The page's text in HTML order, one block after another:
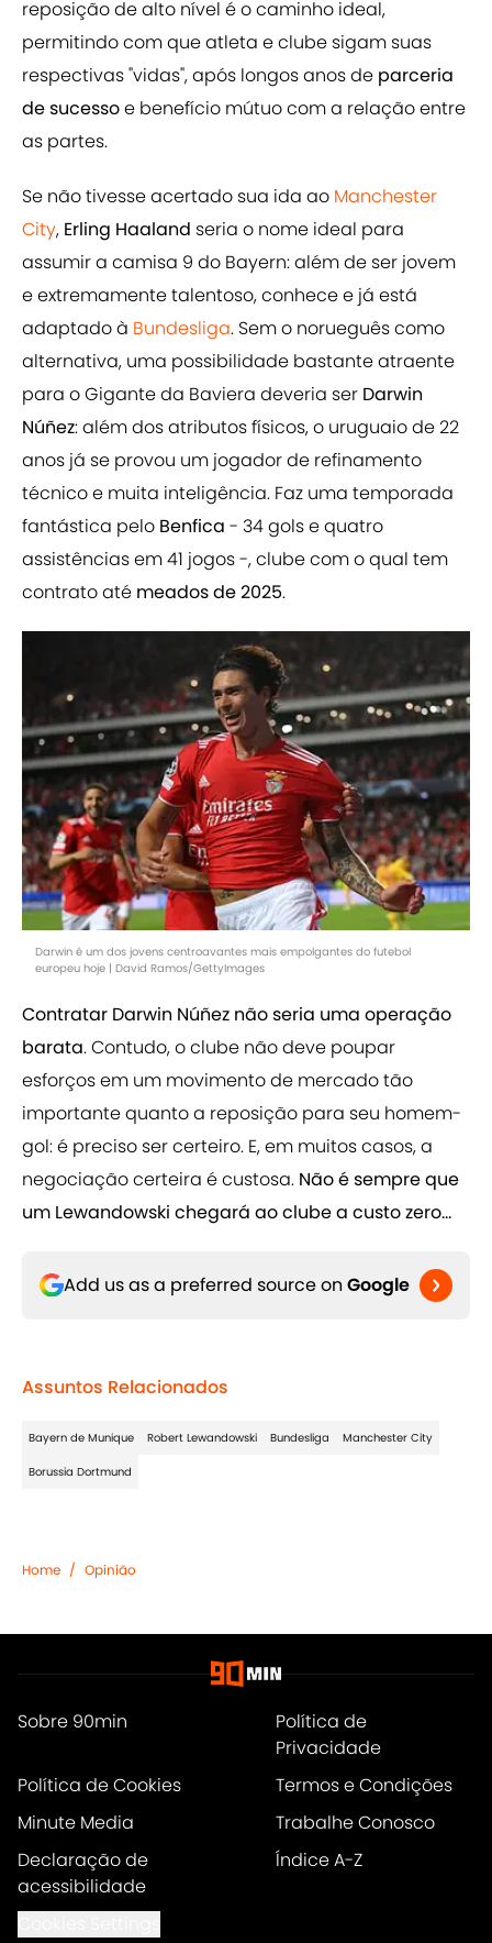
reposição de alto nível é o caminho ideal,
permitindo com que atleta e clube sigam suas
respectivas "vidas", após longos anos de parceria
de sucessoe benefício mútuo com a relação entre
as partes.
Se não tivesse acertado sua ida ao Manchester
City, Erling Haaland seria o nome ideal para
assumir a camisa 9 do Bayern: além de ser jovem
e extremamente talentoso, conhece e já está
adaptado à Bundesliga. Sem o norueguês como
alternativa, uma possibilidade bastante atraente
para o Gigante da Baviera deveria ser Darwin
Núñez: além dos atributos físicos, o uruguaio de 22
anos já se provou um jogador de refinamento
técnico e muita inteligência. Faz uma temporada
fantástica pelo Benfica - 34 gols e quatro
assistências em 41 jogos -, clube com o qual tem
contrato até meados de 2025.
Darwin é um dos jovens centroavantes mais empolgantes do futebol
europeu hoje | David Ramos/GettyImages
Contratar Darwin Núñez não seria uma operação
barata. Contudo, o clube não deve poupar
esforços em um movimento de mercado tão
importante quanto a reposição para seu homem-
gol: é preciso ser certeiro. E, em muitos casos, a
negociação certeira é custosa. Não é sempre que
um Lewandowski chegará ao clube a custo zero...
Add us as a preferred source on Google
Assuntos Relacionados
Bayern de Munique Robert Lewandowski Bundesliga Manchester City
Borussia Dortmund
Home / Opinião
Sobre 90min
Política de
Privacidade
Política de Cookies
Termos e Condições
Minute Media
Trabalhe Conosco
Declaração de
acessibilidade
Índice A-Z